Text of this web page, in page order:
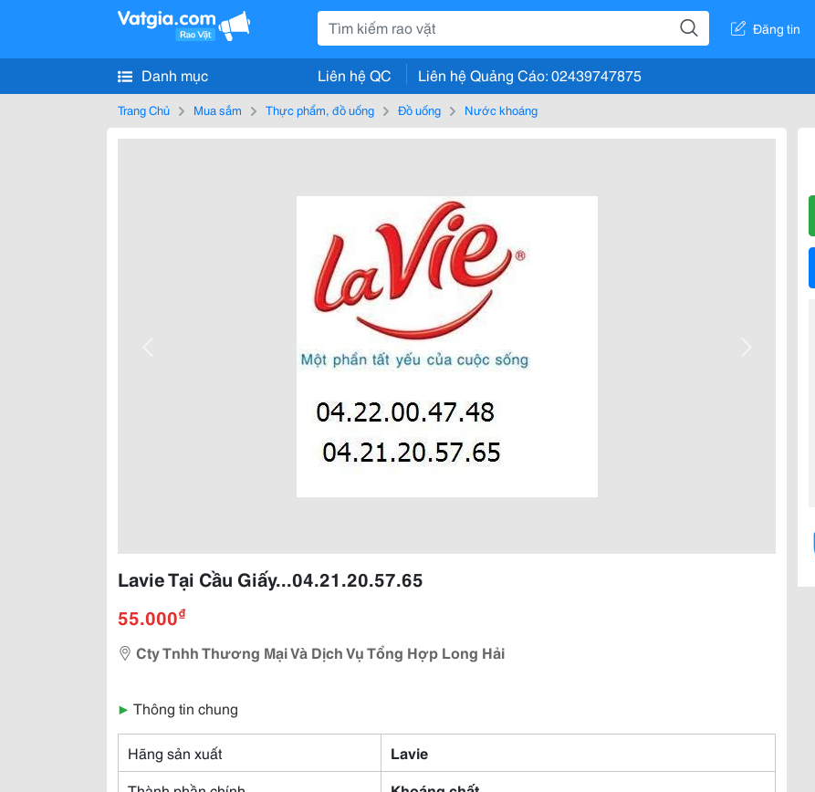
Đăng tin
Danh mục Liên hệ QC Liên hệ Quảng Cáo: 02439747875
Trang Chủ Mua sắm Thực phẩm, đồ uống Đồ uống Nước khoáng
Lavie Tại Cầu Giấy...04.21.20.57.65
55.000₫
Cty Tnhh Thương Mại Và Dịch Vụ Tổng Hợp Long Hải
▶ Thông tin chung
Hãng sản xuất
Lavie